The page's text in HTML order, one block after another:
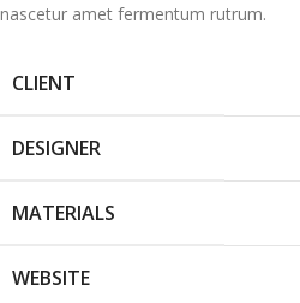
nascetur amet fermentum rutrum.
CLIENT
DESIGNER
MATERIALS
WEBSITE